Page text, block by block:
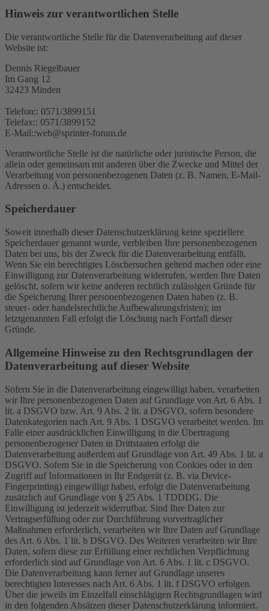
Hinweis zur verantwortlichen Stelle
Die verantwortliche Stelle für die Datenverarbeitung auf dieser
Website ist:
Dennis Riegelbauer
Im Gang 12
32423 Minden
Telefon:: 0571/3899151
Telefax:: 0571/3899152
E-Mail::web@sprinter-forum.de
Verantwortliche Stelle ist die natürliche oder juristische Person, die
allein oder gemeinsam mit anderen über die Zwecke und Mittel der
Verarbeitung von personenbezogenen Daten (z. B. Namen, E-Mail-
Adressen o. Ä.) entscheidet.
Speicherdauer
Soweit innerhalb dieser Datenschutzerklärung keine speziellere
Speicherdauer genannt wurde, verbleiben Ihre personenbezogenen
Daten bei uns, bis der Zweck für die Datenverarbeitung entfällt.
Wenn Sie ein berechtigtes Löschersuchen geltend machen oder eine
Einwilligung zur Datenverarbeitung widerrufen, werden Ihre Daten
gelöscht, sofern wir keine anderen rechtlich zulässigen Gründe für
die Speicherung Ihrer personenbezogenen Daten haben (z. B.
steuer- oder handelsrechtliche Aufbewahrungsfristen); im
letztgenannten Fall erfolgt die Löschung nach Fortfall dieser
Gründe.
Allgemeine Hinweise zu den Rechtsgrundlagen der
Datenverarbeitung auf dieser Website
Sofern Sie in die Datenverarbeitung eingewilligt haben, verarbeiten
wir Ihre personenbezogenen Daten auf Grundlage von Art. 6 Abs. 1
lit. a DSGVO bzw. Art. 9 Abs. 2 lit. a DSGVO, sofern besondere
Datenkategorien nach Art. 9 Abs. 1 DSGVO verarbeitet werden. Im
Falle einer ausdrücklichen Einwilligung in die Übertragung
personenbezogener Daten in Drittstaaten erfolgt die
Datenverarbeitung außerdem auf Grundlage von Art. 49 Abs. 1 lit. a
DSGVO. Sofern Sie in die Speicherung von Cookies oder in den
Zugriff auf Informationen in Ihr Endgerät (z. B. via Device-
Fingerprinting) eingewilligt haben, erfolgt die Datenverarbeitung
zusätzlich auf Grundlage von § 25 Abs. 1 TDDDG. Die
Einwilligung ist jederzeit widerrufbar. Sind Ihre Daten zur
Vertragserfüllung oder zur Durchführung vorvertraglicher
Maßnahmen erforderlich, verarbeiten wir Ihre Daten auf Grundlage
des Art. 6 Abs. 1 lit. b DSGVO. Des Weiteren verarbeiten wir Ihre
Daten, sofern diese zur Erfüllung einer rechtlichen Verpflichtung
erforderlich sind auf Grundlage von Art. 6 Abs. 1 lit. c DSGVO.
Die Datenverarbeitung kann ferner auf Grundlage unseres
berechtigten Interesses nach Art. 6 Abs. 1 lit. f DSGVO erfolgen.
Über die jeweils im Einzelfall einschlägigen Rechtsgrundlagen wird
in den folgenden Absätzen dieser Datenschutzerklärung informiert.